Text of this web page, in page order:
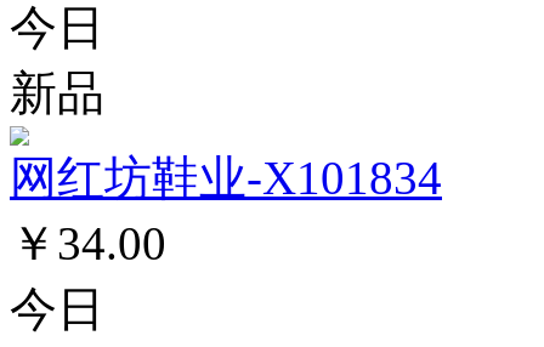
今日
新品
网红坊鞋业-X101834
￥34.00
今日